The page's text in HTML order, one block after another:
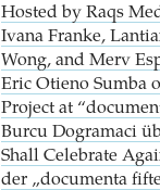
Hosted by Raqs
Ivana Franke,
Wong, and Merv
Eric Otieno Sumba
Project at
Burcu Dogramaci
Shall Celebrate
der „documenta